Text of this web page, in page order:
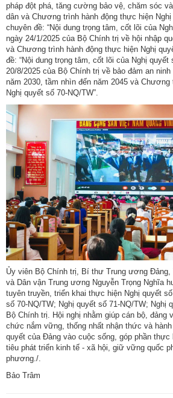
pháp đột phá, tăng cường bảo vệ, chăm sóc
dân và Chương trình hành động thực hiện Nghị
chuyên đề: “Nội dung trọng tâm, cốt lõi của
ngày 24/1/2025 của Bộ Chính trị về hội nhập
và Chương trình hành động thực hiện Nghị
đề: “Nội dung trọng tâm, cốt lõi của Nghị quyết
20/8/2025 của Bộ Chính trị về bảo đảm an
năm 2030, tầm nhìn đến năm 2045 và
Nghị quyết số 70-NQ/TW”.
Ủy viên Bộ Chính trị, Bí thư Trung ương
và Dân vận Trung ương Nguyễn Trọng Nghĩa
tuyên truyền, triển khai thực hiện Nghị quyết
số 70-NQ/TW; Nghị quyết số 71-NQ/TW; Nghị
Bộ Chính trị. Hội nghị nhằm giúp cán bộ, đảng
chức nắm vững, thống nhất nhận thức và
quyết của Đảng vào cuộc sống, góp phần
tiêu phát triển kinh tế - xã hội, giữ vững quốc
phương./.
Bảo Trâm